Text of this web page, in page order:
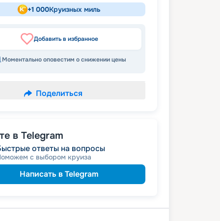
+1 000Круизных миль
Добавить в избранное
Моментально оповестим о снижении цены
Поделиться
в Telegram
ответы на вопросы
с выбором круиза
Написать в Telegram